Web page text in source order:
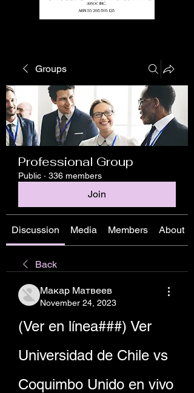
Groups
Professional Group
Public · 336 members
Join
Discussion Media Members About
Back
Макар Матвеев
November 24, 2023
(Ver en línea###) Ver
Universidad de Chile vs
Coquimbo Unido en vivo